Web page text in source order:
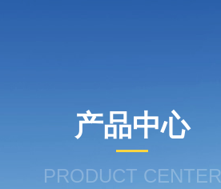
产品中心
PRODUCT CENTER